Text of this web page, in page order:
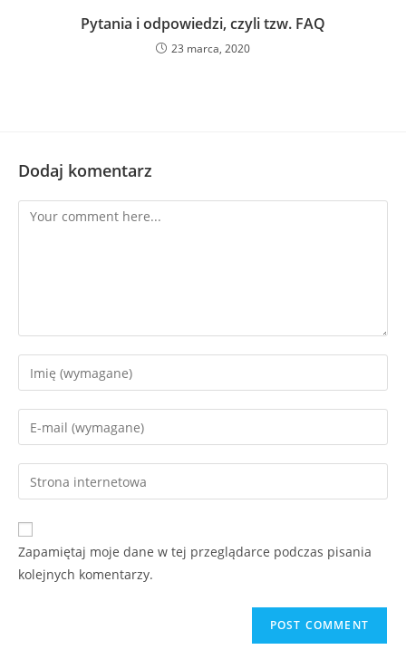
Pytania i odpowiedzi, czyli tzw. FAQ
23 marca, 2020
Dodaj komentarz
Comment
Enter
your
name
comment
Enter
your
email
address
comment
Enter
your
website
URL
(optional)
Zapamiętaj moje dane w tej przeglądarce podczas pisania
kolejnych komentarzy.